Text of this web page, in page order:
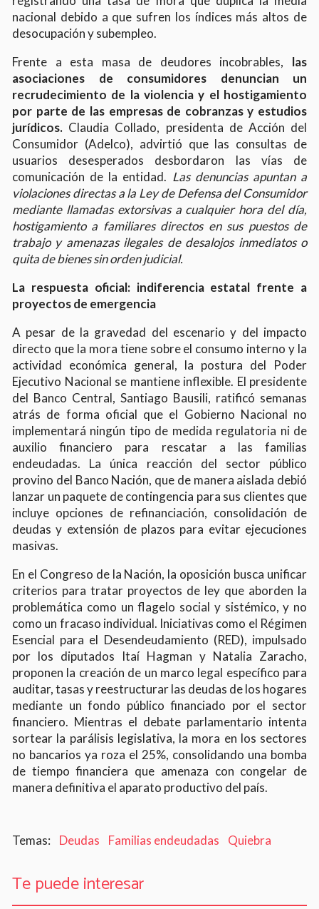
nacional debido a que sufren los índices más altos de
desocupación y subempleo.
Frente a esta masa de deudores incobrables, las
asociaciones de consumidores denuncian un
recrudecimiento de la violencia y el hostigamiento
por parte de las empresas de cobranzas y estudios
jurídicos. Claudia Collado, presidenta de Acción del
Consumidor (Adelco), advirtió que las consultas de
usuarios desesperados desbordaron las vías de
comunicación de la entidad. Las denuncias apuntan a
violaciones directas a la Ley de Defensa del Consumidor
mediante llamadas extorsivas a cualquier hora del día,
hostigamiento a familiares directos en sus puestos de
trabajo y amenazas ilegales de desalojos inmediatos o
quita de bienes sin orden judicial.
La respuesta oficial: indiferencia estatal frente a
proyectos de emergencia
A pesar de la gravedad del escenario y del impacto
directo que la mora tiene sobre el consumo interno y la
actividad económica general, la postura del Poder
Ejecutivo Nacional se mantiene inflexible. El presidente
del Banco Central, Santiago Bausili, ratificó semanas
atrás de forma oficial que el Gobierno Nacional no
implementará ningún tipo de medida regulatoria ni de
auxilio financiero para rescatar a las familias
endeudadas. La única reacción del sector público
provino del Banco Nación, que de manera aislada debió
lanzar un paquete de contingencia para sus clientes que
incluye opciones de refinanciación, consolidación de
deudas y extensión de plazos para evitar ejecuciones
masivas.
En el Congreso de la Nación, la oposición busca unificar
criterios para tratar proyectos de ley que aborden la
problemática como un flagelo social y sistémico, y no
como un fracaso individual. Iniciativas como el Régimen
Esencial para el Desendeudamiento (RED), impulsado
por los diputados Itaí Hagman y Natalia Zaracho,
proponen la creación de un marco legal específico para
auditar, tasas y reestructurar las deudas de los hogares
mediante un fondo público financiado por el sector
financiero. Mientras el debate parlamentario intenta
sortear la parálisis legislativa, la mora en los sectores
no bancarios ya roza el 25%, consolidando una bomba
de tiempo financiera que amenaza con congelar de
manera definitiva el aparato productivo del país.
Deudas Familias endeudadas Quiebra
Te puede interesar